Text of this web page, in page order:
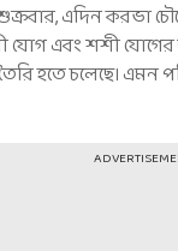
এদিন করভা
যোগ এবং শশী
হতে চলেছে।